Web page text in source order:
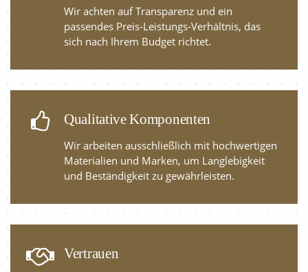
Wir achten auf Transparenz und ein
passendes Preis-Leistungs-Verhältnis, das
sich nach Ihrem Budget richtet.
Qualitative Komponenten
Wir arbeiten ausschließlich mit hochwertigen
Materialien und Marken, um Langlebigkeit
und Beständigkeit zu gewährleisten.
Vertrauen